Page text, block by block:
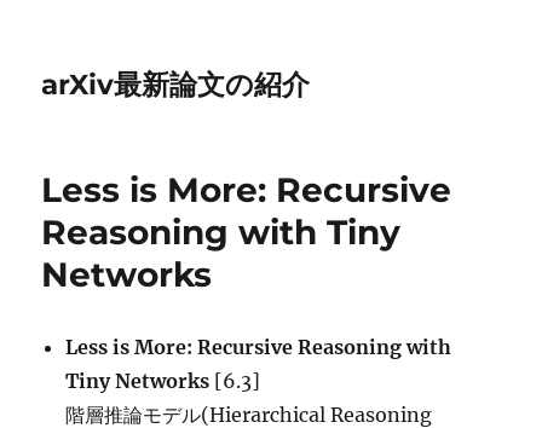
arXiv最新論文の紹介
Less is More: Recursive
Reasoning with Tiny
Networks
Less is More: Recursive Reasoning with
Tiny Networks [6.3]
階層推論モデル(Hierarchical Reasoning